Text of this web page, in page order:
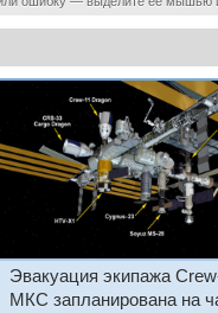
Эвакуация экипажа
МКС запланирована на